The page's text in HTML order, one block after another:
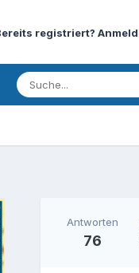
registriert?
Antworten
76